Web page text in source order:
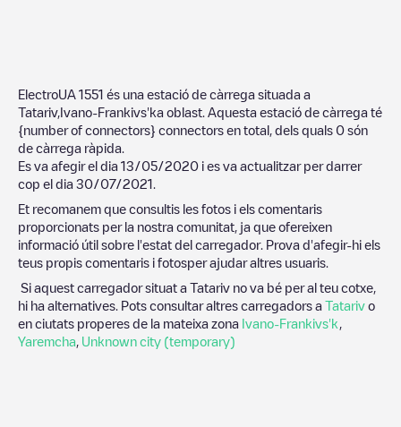
ElectroUA 1551 és una estació de càrrega situada a
Tatariv, Ivano-Frankivs'ka oblast . Aquesta estació de càrrega té
{number of connectors} connectors en total, dels quals 0 són
de càrrega ràpida.
Es va afegir el dia 13/05/2020 i es va actualitzar per darrer
cop el dia 30/07/2021
Et recomanem que consultis les fotos i els comentaris
proporcionats per la nostra comunitat, ja que ofereixen
informació útil sobre l'estat del carregador. Prova d'afegir-hi els
teus propis comentaris i fotosper ajudar altres usuaris.
Si aquest carregador situat a Tatariv no va bé per al teu cotxe,
hi ha alternatives. Pots consultar altres carregadors a Tatariv o
en ciutats properes de la mateixa zona Ivano-Frankivs'k
Yaremcha Unknown city (temporary)